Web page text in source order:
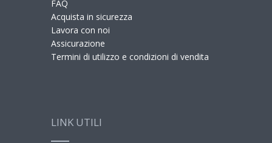
FAQ
Acquista in sicurezza
Lavora con noi
Assicurazione
Termini di utilizzo e condizioni di vendita
LINK UTILI